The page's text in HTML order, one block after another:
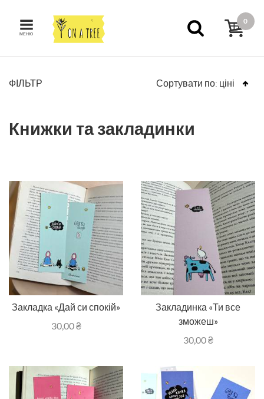
МЕНЮ
0
ФІЛЬТР Сортувати по: ціні
Книжки та закладинки
Закладка «Дай си спокій»
30,00₴
Закладинка «Ти все
зможеш»
30,00₴